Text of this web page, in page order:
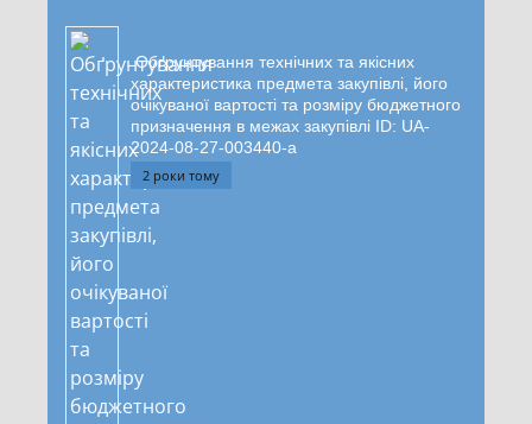
Обґрунтування технічних та якісних
характеристика предмета закупівлі, його
очікуваної вартості та розміру бюджетного
призначення в межах закупівлі ID: UA-
2024-08-27-003440-a
2 роки тому